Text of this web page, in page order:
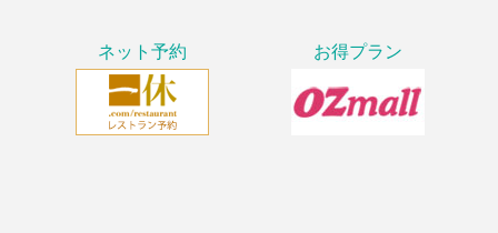
ネット予約 お得プラン